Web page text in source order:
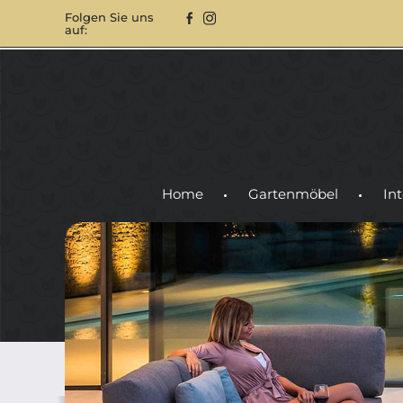
Folgen Sie uns
auf:
Home Gartenmöbel